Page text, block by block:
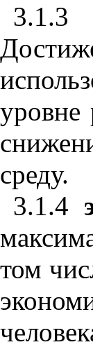
уровне
среду.
3.1.4
том